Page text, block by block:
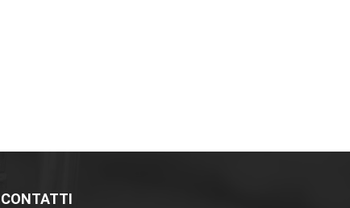
CONTATTI